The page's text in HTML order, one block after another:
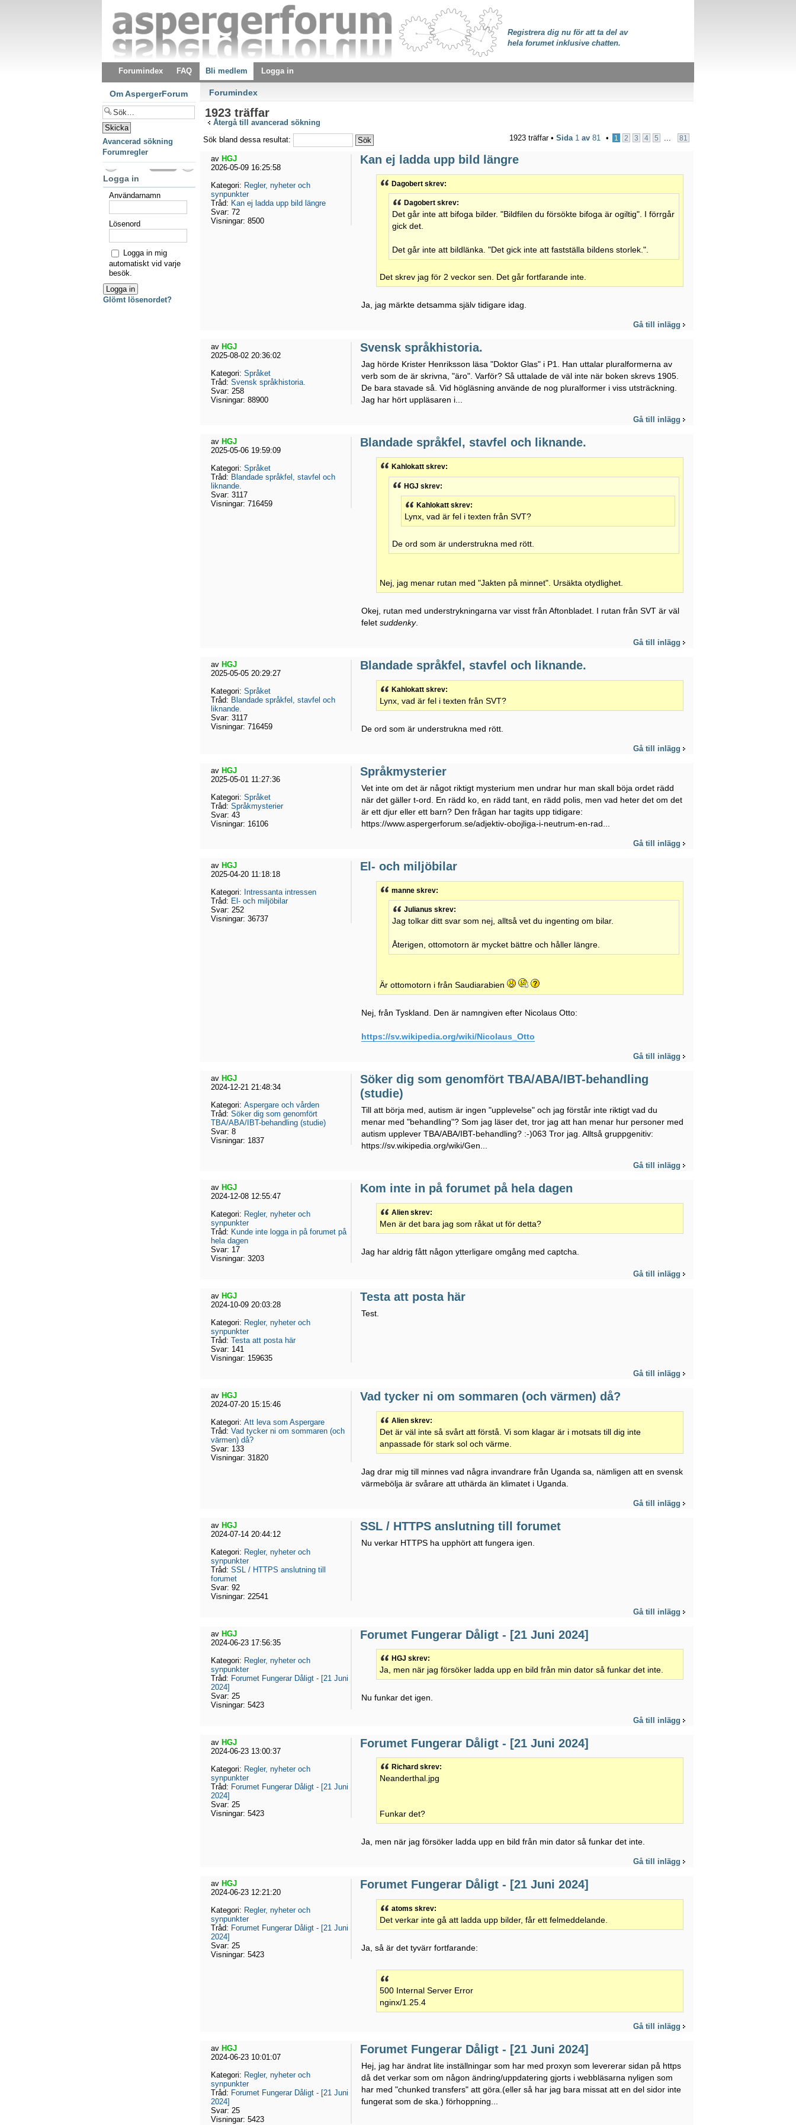
Registrera dig nu för att ta del av
hela forumet inklusive chatten.
Forumindex FAQ Bli medlem Logga in
Forumindex
1923 träffar
Återgå till avancerad sökning
Sök bland dessa resultat:
1923 träffar • Sida 1 av 81 • 1 2 3 4 5 ... 81
Kan ej ladda upp bild längre
Dagobert skrev:
Dagobert skrev:
Det går inte att bifoga bilder. "Bildfilen du försökte bifoga är ogiltig". I förrgår
gick det.
Det går inte att bildlänka. "Det gick inte att fastställa bildens storlek.".
Det skrev jag för 2 veckor sen. Det går fortfarande inte.
Ja, jag märkte detsamma själv tidigare idag.
av HGJ
2026-05-09 16:25:58
Kategori: Regler, nyheter och
synpunkter
Tråd: Kan ej ladda upp bild längre
Svar: 72
Visningar: 8500
Gå till inlägg
Svensk språkhistoria.
Jag hörde Krister Henriksson läsa "Doktor Glas" i P1. Han uttalar pluralformerna av
verb som de är skrivna, "äro". Varför? Så uttalade de väl inte när boken skrevs 1905.
De bara stavade så. Vid högläsning använde de nog pluralformer i viss utsträckning.
Jag har hört uppläsaren i...
av HGJ
2025-08-02 20:36:02
Kategori: Språket
Tråd: Svensk språkhistoria.
Svar: 258
Visningar: 88900
Gå till inlägg
Blandade språkfel, stavfel och liknande.
Kahlokatt skrev:
HGJ skrev:
Kahlokatt skrev:
Lynx, vad är fel i texten från SVT?
De ord som är understrukna med rött.
Nej, jag menar rutan med "Jakten på minnet". Ursäkta otydlighet.
Okej, rutan med understrykningarna var visst från Aftonbladet. I rutan från SVT är väl
feletsuddenky.
av HGJ
2025-05-06 19:59:09
Kategori: Språket
Tråd: Blandade språkfel, stavfel och
liknande.
Svar: 3117
Visningar: 716459
Gå till inlägg
Blandade språkfel, stavfel och liknande.
Kahlokatt skrev:
Lynx, vad är fel i texten från SVT?
De ord som är understrukna med rött.
av HGJ
2025-05-05 20:29:27
Kategori: Språket
Tråd: Blandade språkfel, stavfel och
liknande.
Svar: 3117
Visningar: 716459
Gå till inlägg
Språkmysterier
Vet inte om det är något riktigt mysterium men undrar hur man skall böja ordet rädd
när det gäller t-ord. En rädd ko, en rädd tant, en rädd polis, men vad heter det om det
är ett djur eller ett barn? Den frågan har tagits upp tidigare:
https://www.aspergerforum.se/adjektiv-obojliga-i-neutrum-en-rad...
av HGJ
2025-05-01 11:27:36
Kategori: Språket
Tråd: Språkmysterier
Svar: 43
Visningar: 16106
Gå till inlägg
El- och miljöbilar
manne skrev:
Julianus skrev:
Jag tolkar ditt svar som nej, alltså vet du ingenting om bilar.
Återigen, ottomotorn är mycket bättre och håller längre.
Är ottomotorn i från Saudiarabien
Nej, från Tyskland. Den är namngiven efter Nicolaus Otto:
https://sv.wikipedia.org/wiki/Nicolaus_Otto
av HGJ
2025-04-20 11:18:18
Kategori: Intressanta intressen
Tråd: El- och miljöbilar
Svar: 252
Visningar: 36737
Gå till inlägg
Söker dig som genomfört TBA/ABA/IBT-behandling
(studie)
Till att börja med, autism är ingen "upplevelse" och jag förstår inte riktigt vad du
menar med "behandling"? Som jag läser det, tror jag att han menar hur personer med
autism upplever TBA/ABA/IBT-behandling? :-)063 Tror jag. Alltså gruppgenitiv:
https://sv.wikipedia.org/wiki/Gen...
av HGJ
2024-12-21 21:48:34
Kategori: Aspergare och vården
Tråd: Söker dig som genomfört
TBA/ABA/IBT-behandling (studie)
Svar: 8
Visningar: 1837
Gå till inlägg
Kom inte in på forumet på hela dagen
Alien skrev:
Men är det bara jag som råkat ut för detta?
Jag har aldrig fått någon ytterligare omgång med captcha.
av HGJ
2024-12-08 12:55:47
Kategori: Regler, nyheter och
synpunkter
Tråd: Kunde inte logga in på forumet på
hela dagen
Svar: 17
Visningar: 3203
Gå till inlägg
Testa att posta här
Test.
av HGJ
2024-10-09 20:03:28
Kategori: Regler, nyheter och
synpunkter
Tråd: Testa att posta här
Svar: 141
Visningar: 159635
Gå till inlägg
Vad tycker ni om sommaren (och värmen) då?
Alien skrev:
Det är väl inte så svårt att förstå. Vi som klagar är i motsats till dig inte
anpassade för stark sol och värme.
Jag drar mig till minnes vad några invandrare från Uganda sa, nämligen att en svensk
värmebölja är svårare att uthärda än klimatet i Uganda.
av HGJ
2024-07-20 15:15:46
Kategori: Att leva som Aspergare
Tråd: Vad tycker ni om sommaren (och
värmen) då?
Svar: 133
Visningar: 31820
Gå till inlägg
SSL / HTTPS anslutning till forumet
Nu verkar HTTPS ha upphört att fungera igen.
av HGJ
2024-07-14 20:44:12
Kategori: Regler, nyheter och
synpunkter
Tråd: SSL / HTTPS anslutning till
forumet
Svar: 92
Visningar: 22541
Gå till inlägg
Forumet Fungerar Dåligt - [21 Juni 2024]
HGJ skrev:
Ja, men när jag försöker ladda upp en bild från min dator så funkar det inte.
Nu funkar det igen.
av HGJ
2024-06-23 17:56:35
Kategori: Regler, nyheter och
synpunkter
Tråd: Forumet Fungerar Dåligt - [21 Juni
2024]
Svar: 25
Visningar: 5423
Gå till inlägg
Forumet Fungerar Dåligt - [21 Juni 2024]
Richard skrev:
Neanderthal.jpg
Funkar det?
Ja, men när jag försöker ladda upp en bild från min dator så funkar det inte.
av HGJ
2024-06-23 13:00:37
Kategori: Regler, nyheter och
synpunkter
Tråd: Forumet Fungerar Dåligt - [21 Juni
2024]
Svar: 25
Visningar: 5423
Gå till inlägg
Forumet Fungerar Dåligt - [21 Juni 2024]
atoms skrev:
Det verkar inte gå att ladda upp bilder, får ett felmeddelande.
Ja, så är det tyvärr fortfarande:
500 Internal Server Error
nginx/1.25.4
av HGJ
2024-06-23 12:21:20
Kategori: Regler, nyheter och
synpunkter
Tråd: Forumet Fungerar Dåligt - [21 Juni
2024]
Svar: 25
Visningar: 5423
Gå till inlägg
Forumet Fungerar Dåligt - [21 Juni 2024]
Hej, jag har ändrat lite inställningar som har med proxyn som levererar sidan på https
då det verkar som om någon ändring/uppdatering gjorts i webbläsarna nyligen som
har med "chunked transfers" att göra.(eller så har jag bara missat att en del sidor inte
fungerat som de ska.) förhoppning...
av HGJ
2024-06-23 10:01:07
Kategori: Regler, nyheter och
synpunkter
Tråd: Forumet Fungerar Dåligt - [21 Juni
2024]
Svar: 25
Visningar: 5423
Om AspergerForum
Avancerad sökning
Forumregler
Logga in
Användarnamn
Lösenord
Logga in mig
automatiskt vid varje
besök.
Glömt lösenordet?